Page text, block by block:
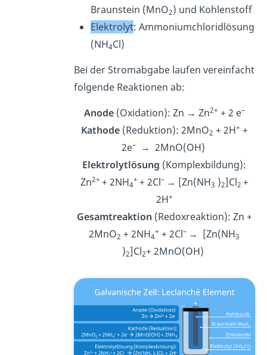
Braunstein (MnO2) und Kohlenstoff
Elektrolyt: Ammoniumchloridlösung
(NH4Cl)
Bei der Stromabgabe laufen vereinfacht
folgende Reaktionen ab:
Anode(Oxidation): Zn → Zn2+ + 2 e–
Kathode(Reduktion): 2MnO2 + 2H+ +
2e–→ 2MnO(OH)
Elektrolytlösung (Komplexbildung):
Zn2+ + 2NH4
+ + 2Cl– → [Zn(NH3 )2]Cl2 +
2H+
Gesamtreaktion (Redoxreaktion): Zn +
2MnO2 + 2NH4
+ + 2Cl– → [Zn(NH3
)2]Cl2+ 2MnO(OH)